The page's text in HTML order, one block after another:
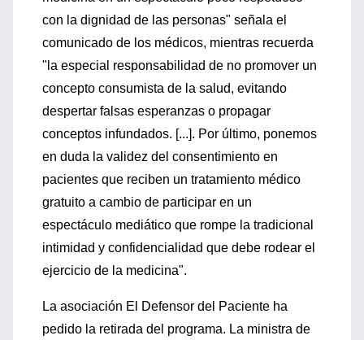
con la dignidad de las personas" señala el
comunicado de los médicos, mientras recuerda
"la especial responsabilidad de no promover un
concepto consumista de la salud, evitando
despertar falsas esperanzas o propagar
conceptos infundados. [...]. Por último, ponemos
en duda la validez del consentimiento en
pacientes que reciben un tratamiento médico
gratuito a cambio de participar en un
espectáculo mediático que rompe la tradicional
intimidad y confidencialidad que debe rodear el
ejercicio de la medicina".
La asociación El Defensor del Paciente ha
pedido la retirada del programa. La ministra de